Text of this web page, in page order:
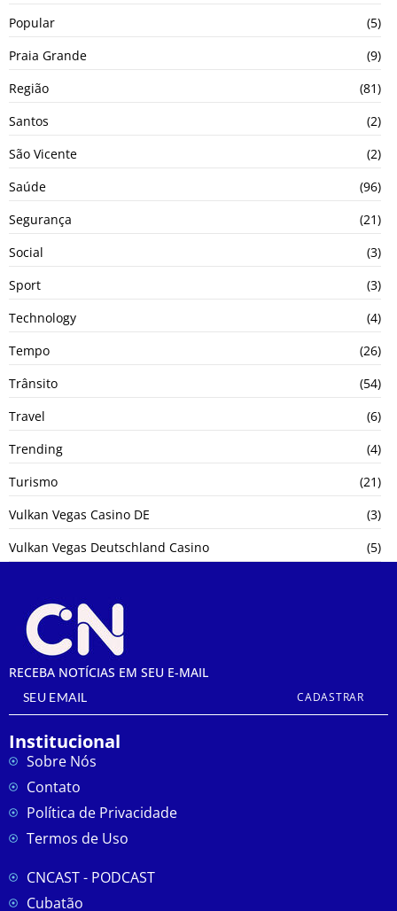
Popular
(5)
Praia Grande
(9)
Região
(81)
Santos
(2)
São Vicente
(2)
Saúde
(96)
Segurança
(21)
Social
(3)
Sport
(3)
Technology
(4)
Tempo
(26)
Trânsito
(54)
Travel
(6)
Trending
(4)
Turismo
(21)
Vulkan Vegas Casino DE
(3)
Vulkan Vegas Deutschland Casino
(5)
RECEBA NOTÍCIAS EM SEU E-MAIL
CADASTRAR
Institucional
Sobre Nós
Contato
Política de Privacidade
Termos de Uso
CNCAST - PODCAST
Cubatão